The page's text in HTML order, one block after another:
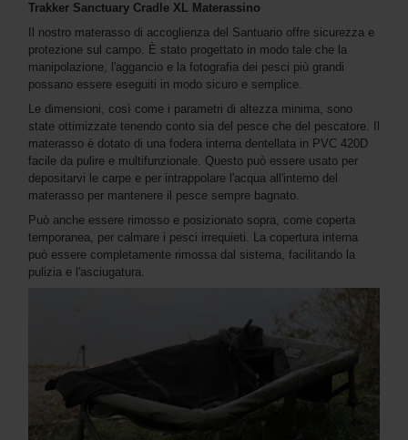
Trakker Sanctuary Cradle XL Materassino
Il nostro materasso di accoglienza del Santuario offre sicurezza e
protezione sul campo. È stato progettato in modo tale che la
manipolazione, l'aggancio e la fotografia dei pesci più grandi
possano essere eseguiti in modo sicuro e semplice.
Le dimensioni, così come i parametri di altezza minima, sono
state ottimizzate tenendo conto sia del pesce che del pescatore. Il
materasso è dotato di una fodera interna dentellata in PVC 420D
facile da pulire e multifunzionale. Questo può essere usato per
depositarvi le carpe e per intrappolare l'acqua all'interno del
materasso per mantenere il pesce sempre bagnato.
Può anche essere rimosso e posizionato sopra, come coperta
temporanea, per calmare i pesci irrequieti. La copertura interna
può essere completamente rimossa dal sistema, facilitando la
pulizia e l'asciugatura.